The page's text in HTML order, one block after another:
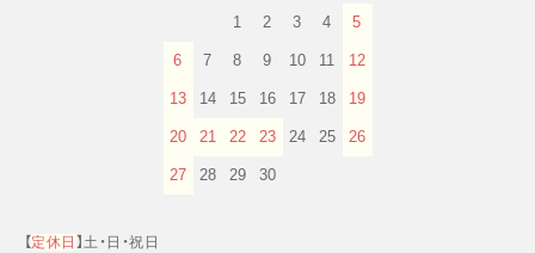
1 2 3 4 5
6 7 8 9 10 11 12
13 14 15 16 17 18 19
20 21 22 23 24 25 26
27 28 29 30
【定休日 】土・日・祝日